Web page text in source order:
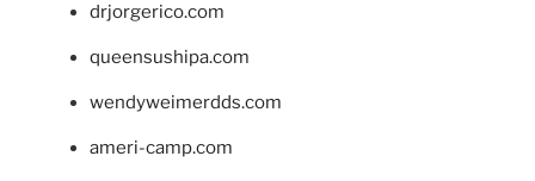
drjorgerico.com
queensushipa.com
wendyweimerdds.com
ameri-camp.com